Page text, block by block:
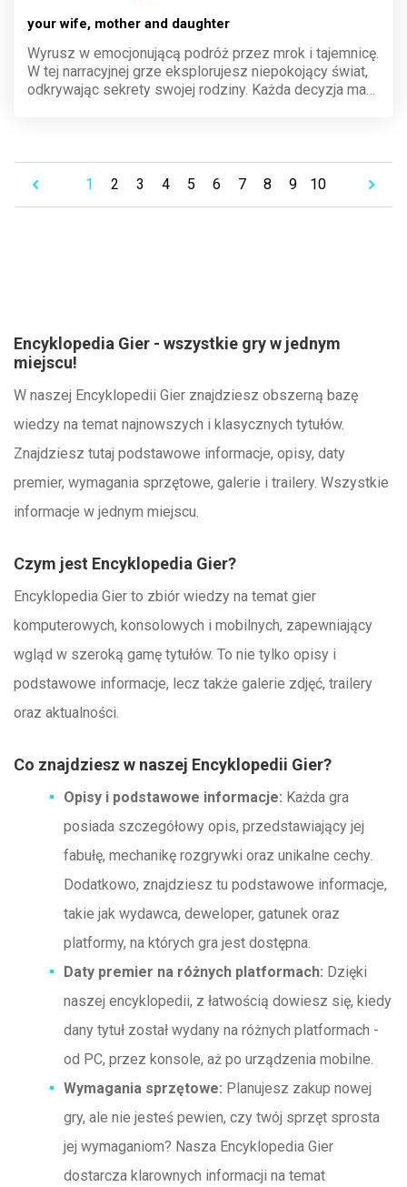
your wife, mother and daughter
Wyrusz w emocjonującą podróż przez mrok i tajemnicę.
W tej narracyjnej grze eksplorujesz niepokojący świat,
odkrywając sekrety swojej rodziny. Każda decyzja ma
1 2 3 4 5 6 7 8 9 10
Encyklopedia Gier - wszystkie gry w jednym
miejscu!
W naszej Encyklopedii Gier znajdziesz obszerną bazę
wiedzy na temat najnowszych i klasycznych tytułów.
Znajdziesz tutaj podstawowe informacje, opisy, daty
premier, wymagania sprzętowe, galerie i trailery. Wszystkie
informacje w jednym miejscu.
Czym jest Encyklopedia Gier?
Encyklopedia Gier to zbiór wiedzy na temat gier
komputerowych, konsolowych i mobilnych, zapewniający
wgląd w szeroką gamę tytułów. To nie tylko opisy i
podstawowe informacje, lecz także galerie zdjęć, trailery
oraz aktualności.
Co znajdziesz w naszej Encyklopedii Gier?
Opisy i podstawowe informacje: Każda gra
posiada szczegółowy opis, przedstawiający jej
fabułę, mechanikę rozgrywki oraz unikalne cechy.
Dodatkowo, znajdziesz tu podstawowe informacje,
takie jak wydawca, deweloper, gatunek oraz
platformy, na których gra jest dostępna.
Daty premier na różnych platformach: Dzięki
naszej encyklopedii, z łatwością dowiesz się, kiedy
dany tytuł został wydany na różnych platformach -
od PC, przez konsole, aż po urządzenia mobilne.
Wymagania sprzętowe: Planujesz zakup nowej
gry, ale nie jesteś pewien, czy twój sprzęt sprosta
jej wymaganiom? Nasza Encyklopedia Gier
dostarcza klarownych informacji na temat